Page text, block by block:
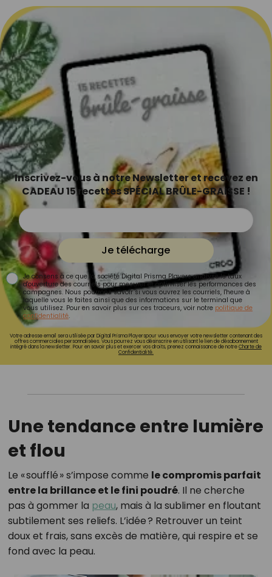
Inscrivez-vous à notre Newsletter et recevez en
CADEAU 15 recettes SPÉCIAL BRÛLE-GRAISSE !
Je télécharge
Je consens à ce que la société Digital Prisma Players analyse le taux
d'ouverture des courriels pour mesurer et optimiser les performances des
campagnes. Nous pourrons savoir si vous ouvrez les courriels, l'heure à
laquelle vous le faites ainsi que des informations sur le terminal que
vous utilisez. Pour en savoir plus sur ces traceurs, voir notre politique de
confidentialité.
Votre adresse email sera utilisée par Digital Prisma Playerspour vous envoyer votre newsletter contenant des
offres commerciales personnalisées. Vous pourrez vous désinscrire en utilisant le lien de désabonnement
intégré dans la newsletter. Pour en savoir plus et exercer vos droits, prenez connaissance de notreCharte de
Confidentialité.
Une tendance entre lumière
et flou
Le « soufflé » s’impose comme le compromis parfait
entre la brillance et le fini poudré. Il ne cherche
pas à gommer la peau, mais à la sublimer en floutant
subtilement ses reliefs. L’idée ? Retrouver un teint
doux et frais, sans excès de matière, qui respire et se
fond avec la peau.